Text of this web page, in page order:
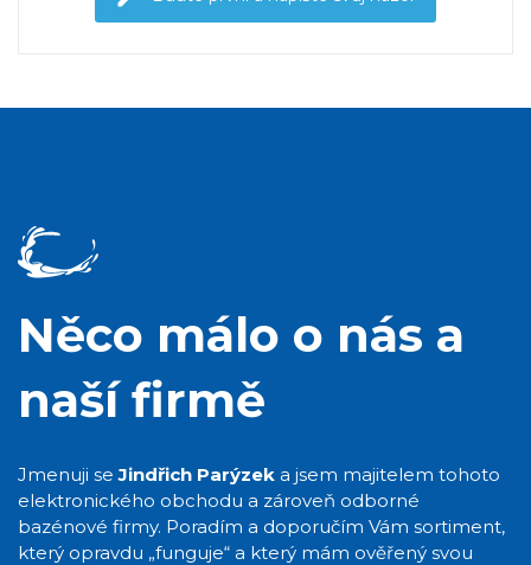
Něco málo o nás a
naší firmě
Jmenuji seJindřich Parýzek a jsem majitelem tohoto
elektronického obchodu a zároveň odborné
bazénové firmy. Poradím a doporučím Vám sortiment,
který opravdu „funguje“ a který mám ověřený svou